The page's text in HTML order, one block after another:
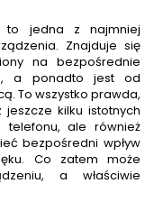
jedna z najmniej
Znajduje się
na bezpośrednie
a ponadto jest od
To wszystko prawda,
kilku istotnych
telefonu, ale również
bezpośredni wpływ
Co zatem może
a właściwie